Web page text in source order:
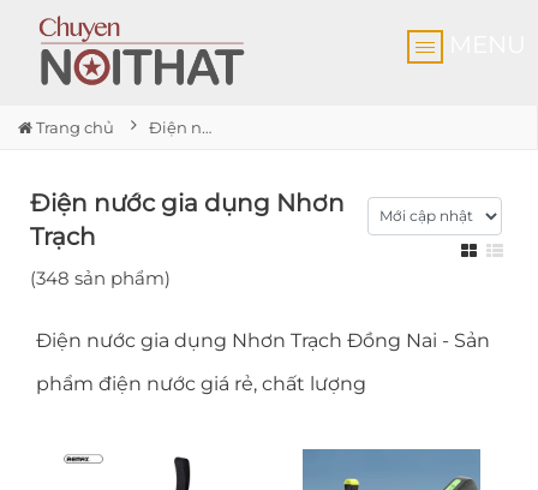
Trang chủ Điện nước gia dụng Nhơn Trạch
Điện nước gia dụng Nhơn
Trạch
(348 sản phẩm)
Điện nước gia dụng Nhơn Trạch Đồng Nai - Sản
phẩm điện nước giá rẻ, chất lượng